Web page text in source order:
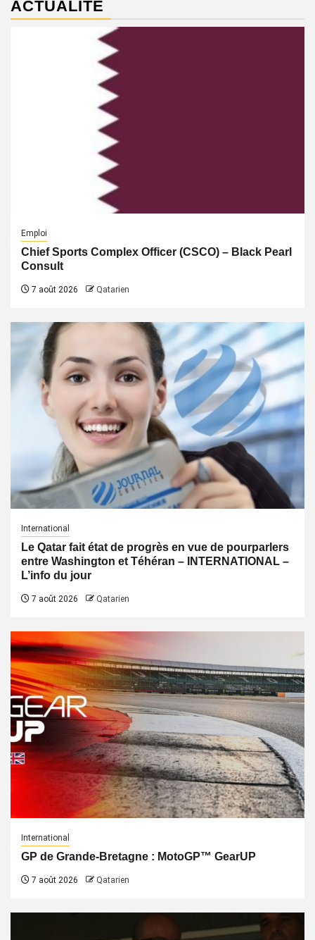
ACTUALITÉ
Emploi
Chief Sports Complex Officer (CSCO) – Black Pearl
Consult
7 août 2026 Qatarien
International
Le Qatar fait état de progrès en vue de pourparlers
entre Washington et Téhéran – INTERNATIONAL –
L’info du jour
7 août 2026 Qatarien
International
GP de Grande-Bretagne : MotoGP™ GearUP
7 août 2026 Qatarien